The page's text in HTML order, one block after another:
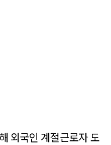
외국인 계절근로자 도